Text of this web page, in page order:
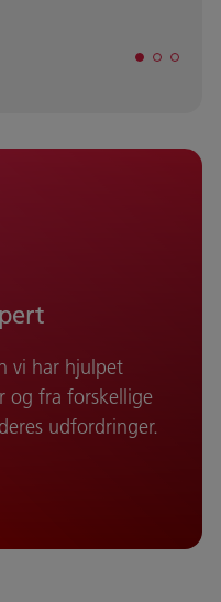
vi har hjulpet
og fra forskellige
udfordringer.